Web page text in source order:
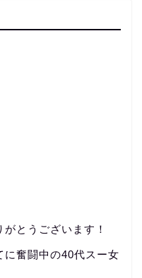
とうございます！
に奮闘中の40代スー女